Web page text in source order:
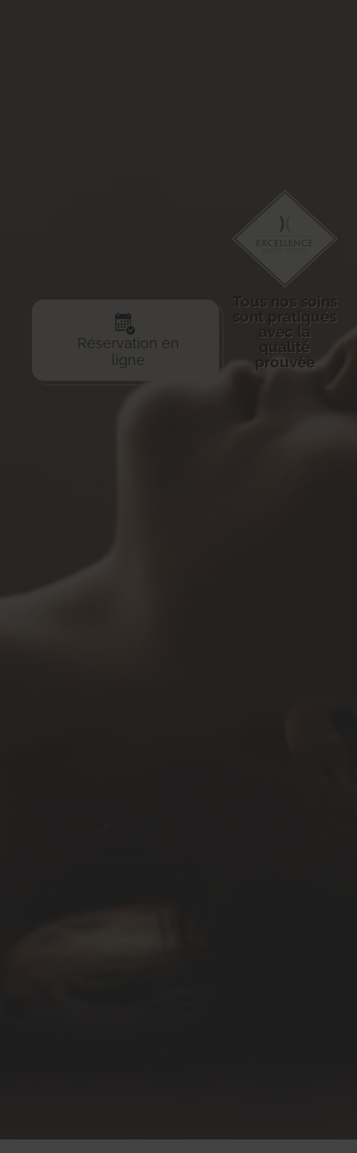
Tous nos soins
sont pratiqués
avec la
qualité
prouvée
Réservation en
ligne